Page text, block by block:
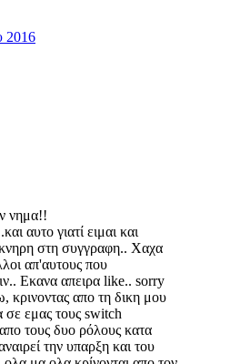
2016
νημα!!
αυτο γιατί ειμαι και
στη συγγραφη.. Χαχα
απ'αυτους που
Εκανα απειρα like.. sorry
κρινοντας απο τη δικη μου
σε εμας τους switch
τους δυο ρόλους κατα
την υπαρξη και του